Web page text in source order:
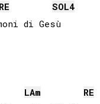
RE SOL4
di Gesù
LAm
RE